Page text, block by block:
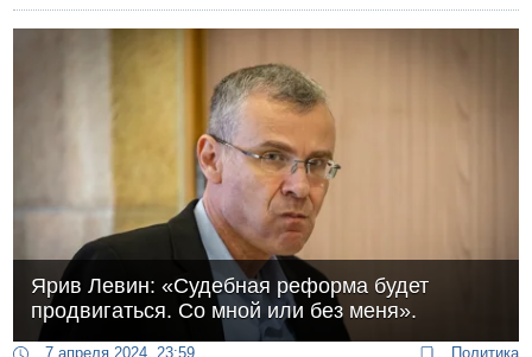
Ярив Левин: «Судебная реформа будет
продвигаться. Со мной или без меня».
7 апреля 2024, 23:59 Политика